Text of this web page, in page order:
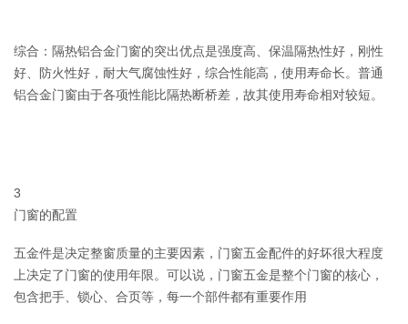
综合：隔热铝合金门窗的突出优点是强度高、保温隔热性好，刚性
好、防火性好，耐大气腐蚀性好，综合性能高，使用寿命长。普通
铝合金门窗由于各项性能比隔热断桥差，故其使用寿命相对较短。
3
门窗的配置
五金件是决定整窗质量的主要因素，门窗五金配件的好坏很大程度
上决定了门窗的使用年限。可以说，门窗五金是整个门窗的核心，
包含把手、锁心、合页等，每一个部件都有重要作用